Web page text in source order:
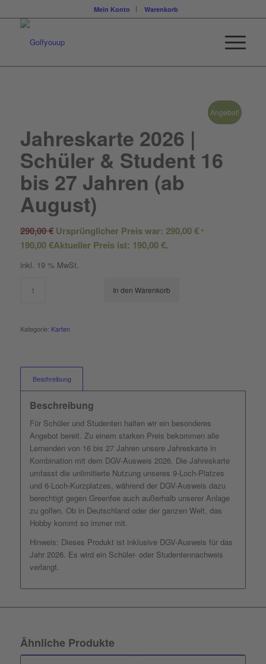
Mein Konto Warenkorb
Angebot!
Jahreskarte 2026 |
Schüler & Student 16
bis 27 Jahren (ab
August)
290,00€ Ursprünglicher Preis war: 290,00 €
190,00€Aktueller Preis ist: 190,00 €.
inkl. 19 % MwSt.
In den Warenkorb
Kategorie: Karten
Beschreibung
Beschreibung
Für Schüler und Studenten halten wir ein besonderes
Angebot bereit. Zu einem starken Preis bekommen alle
Lernenden von 16 bis 27 Jahren unsere Jahreskarte in
Kombination mit dem DGV-Ausweis 2026. Die Jahreskarte
umfasst die unlimitierte Nutzung unseres 9-Loch-Platzes
und 6-Loch-Kurzplatzes, während der DGV-Ausweis dazu
berechtigt gegen Greenfee auch außerhalb unserer Anlage
zu golfen. Ob in Deutschland oder der ganzen Welt, das
Hobby kommt so immer mit.
Hinweis: Dieses Produkt ist inklusive DGV-Ausweis für das
Jahr 2026. Es wird ein Schüler- oder Studentennachweis
verlangt.
Ähnliche Produkte